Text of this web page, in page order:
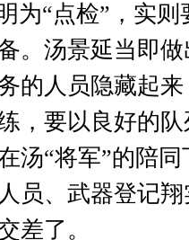
为“点检” ，实
。汤景延当即
的人员隐藏起
，要以良好的
汤“将军”的陪同
员、武器登记
差了。